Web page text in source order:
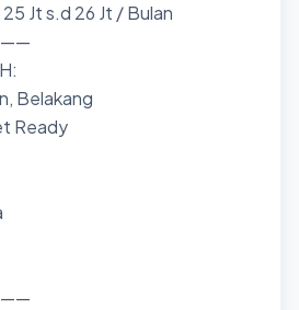
Jt s.d 26 Jt / Bulan
Belakang
Ready